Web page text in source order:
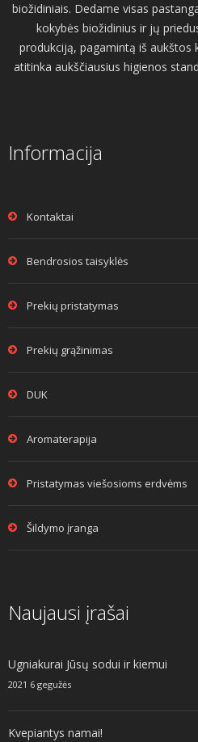
biožidiniais. Dedame visas
kokybės biožidinius ir jų
produkciją, pagamintą iš aukštos
atitinka aukščiausius higienos
Informacija
Kontaktai
Bendrosios taisyklės
Prekių pristatymas
Prekių grąžinimas
DUK
Aromaterapija
Pristatymas viešosioms erdvėms
Šildymo įranga
Naujausi įrašai
Ugniakurai Jūsų sodui ir kiemui
2021 6 gegužės
Kvepiantys namai!